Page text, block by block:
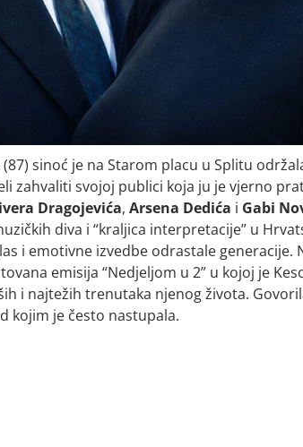
(87) sinoć je na Starom placu u Splitu
zahvaliti svojoj publici koja ju je vjerno
Dragojevića, Arsena Dedića i Gabi
diva i “kraljica interpretacije” u
i emotivne izvedbe odrastale
emisija “Nedjeljom u 2” u kojoj je
i najtežih trenutaka njenog života.
kojim je često nastupala.